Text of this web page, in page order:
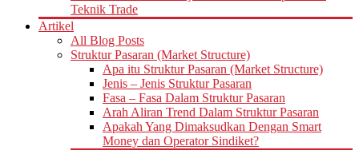
Teknik Trade
Artikel
All Blog Posts
Struktur Pasaran (Market Structure)
Apa itu Struktur Pasaran (Market Structure)
Jenis – Jenis Struktur Pasaran
Fasa – Fasa Dalam Struktur Pasaran
Arah Aliran Trend Dalam Struktur Pasaran
Apakah Yang Dimaksudkan Dengan Smart
Money dan Operator Sindiket?